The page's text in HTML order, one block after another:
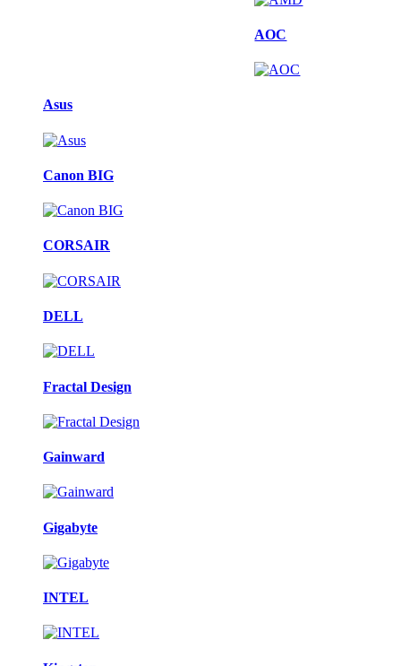
AOC
Asus
Canon BIG
CORSAIR
DELL
Fractal Design
Gainward
Gigabyte
INTEL